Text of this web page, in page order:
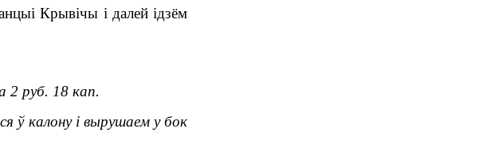
Крывічы і далей ідзём
2 руб. 18 кап.
ў калону і вырушаем у бок